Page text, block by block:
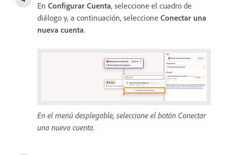
En Configurar Cuenta, seleccione el cuadro de
diálogo y, a continuación, seleccione Conectar una
nueva cuenta.
En el menú desplegable, seleccione el botón Conectar
una nueva cuenta.